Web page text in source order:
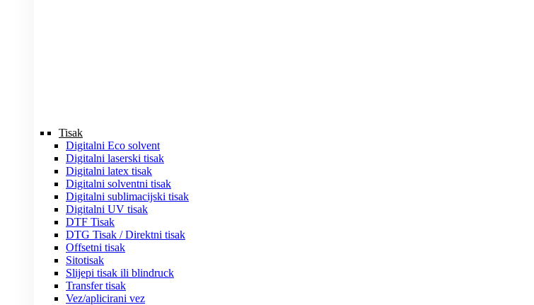
Tisak
Digitalni Eco solvent
Digitalni laserski tisak
Digitalni latex tisak
Digitalni solventni tisak
Digitalni sublimacijski tisak
Digitalni UV tisak
DTF Tisak
DTG Tisak / Direktni tisak
Offsetni tisak
Sitotisak
Slijepi tisak ili blindruck
Transfer tisak
Vez/aplicirani vez